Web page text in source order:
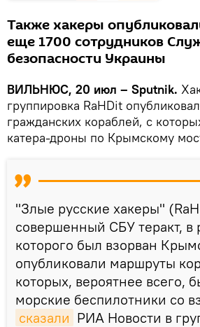
Также хакеры
еще 1700 сотрудников
безопасности Украины
ВИЛЬНЮС, 20 июл – Sputnik.
группировка RaHDit
гражданских кораблей, с
катера-дроны по Крымскому
"Злые русские хакеры"
совершенный СБУ теракт, в
которого был взорван
опубликовали маршруты
которых, вероятнее всего,
морские беспилотники со
сказали РИА Новости в